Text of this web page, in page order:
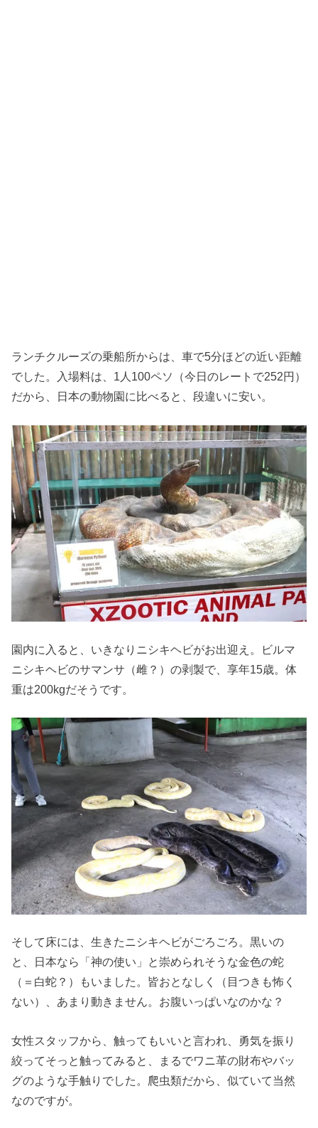
ランチクルーズの乗船所からは、車で5分ほどの近い距離
でした。入場料は、1人100ペソ（今日のレートで252円）
だから、日本の動物園に比べると、段違いに安い。
園内に入ると、いきなりニシキヘビがお出迎え。ビルマ
ニシキヘビのサマンサ（雌？）の剥製で、享年15歳。体
重は200kgだそうです。
そして床には、生きたニシキヘビがごろごろ。黒いの
と、日本なら「神の使い」と崇められそうな金色の蛇
（＝白蛇？）もいました。皆おとなしく（目つきも怖く
ない）、あまり動きません。お腹いっぱいなのかな？
女性スタッフから、触ってもいいと言われ、勇気を振り
絞ってそっと触ってみると、まるでワニ革の財布やバッ
グのような手触りでした。爬虫類だから、似ていて当然
なのですが。